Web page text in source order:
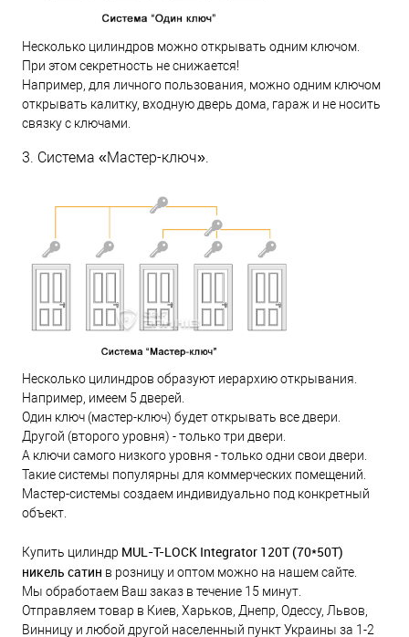
Несколько цилиндров можно открывать одним ключом.
При этом секретность не снижается!
Например, для личного пользования, можно одним ключом
открывать калитку, входную дверь дома, гараж и не носить
связку с ключами.
3. Система «Мастер-ключ».
Несколько цилиндров образуют иерархию открывания.
Например, имеем 5 дверей.
Один ключ (мастер-ключ) будет открывать все двери.
Другой (второго уровня) - только три двери.
А ключи самого низкого уровня - только одни свои двери.
Такие системы популярны для коммерческих помещений.
Мастер-системы создаем индивидуально под конкретный
объект.
Купить цилиндр MUL-T-LOCK Integrator 120Т (70*50Т)
никель сатин в розницу и оптом можно на нашем сайте.
Мы обработаем Ваш заказ в течение 15 минут.
Отправляем товар в Киев, Харьков, Днепр, Одессу, Львов,
Винницу и любой другой населенный пункт Украины за 1-2